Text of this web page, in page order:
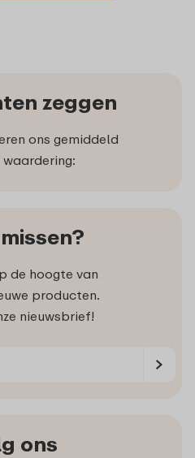
zeggen
ons gemiddeld
waardering:
de hoogte van
producten.
nieuwsbrief!
ons